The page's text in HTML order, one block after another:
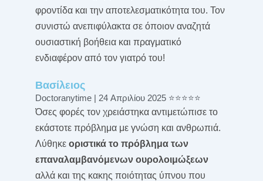
φροντίδα και την αποτελεσματικότητα του. Τον
συνιστώ ανεπιφύλακτα σε όποιον αναζητά
ουσιαστική βοήθεια και πραγματικό
ενδιαφέρον από τον γιατρό του!
Βασίλειος
Doctoranytime | 24 Απριλίου 2025 ⭐⭐⭐⭐⭐
Όσες φορές τον χρειάστηκα αντιμετώπισε το
εκάστοτε πρόβλημα με γνώση και ανθρωπιά.
Λύθηκε οριστικά το πρόβλημα των
επαναλαμβανόμενων ουρολοιμώξεων
αλλά και της κακης ποιότητας ύπνου που